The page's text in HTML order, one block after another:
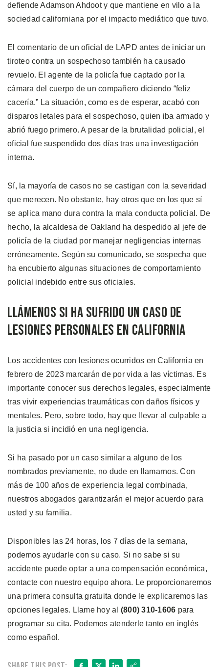
defiende Adamson Ahdoot y que mantiene en vilo a la
sociedad californiana por el impacto mediático que tuvo.
El comentario de un oficial de LAPD antes de iniciar un
tiroteo contra un sospechoso también ha causado
revuelo. El agente de la policía fue captado por la
cámara del cuerpo de un compañero diciendo “feliz
cacería.” La situación, como es de esperar, acabó con
disparos letales para el sospechoso, quien iba armado y
abrió fuego primero. A pesar de la brutalidad policial, el
oficial fue suspendido dos días tras una investigación
interna.
Sí, la mayoría de casos no se castigan con la severidad
que merecen. No obstante, hay otros que en los que sí
se aplica mano dura contra la mala conducta policial. De
hecho, la alcaldesa de Oakland ha despedido al jefe de
policía de la ciudad por manejar negligencias internas
erróneamente. Según su comunicado, se sospecha que
ha encubierto algunas situaciones de comportamiento
policial indebido entre sus oficiales.
Llámenos si Ha Sufrido un Caso de
Lesiones Personales en California
Los accidentes con lesiones ocurridos en California en
febrero de 2023 marcarán de por vida a las víctimas. Es
importante conocer sus derechos legales, especialmente
tras vivir experiencias traumáticas con daños físicos y
mentales. Pero, sobre todo, hay que llevar al culpable a
la justicia si incidió en una negligencia.
Si ha pasado por un caso similar a alguno de los
nombrados previamente, no dude en llamarnos. Con
más de 100 años de experiencia legal combinada,
nuestros abogados garantizarán el mejor acuerdo para
usted y su familia.
Disponibles las 24 horas, los 7 días de la semana,
podemos ayudarle con su caso. Si no sabe si su
accidente puede optar a una compensación económica,
contacte con nuestro equipo ahora. Le proporcionaremos
una primera consulta gratuita donde le explicaremos las
opciones legales. Llame hoy al (800) 310-1606 para
programar su cita. Podemos atenderle tanto en inglés
como español.